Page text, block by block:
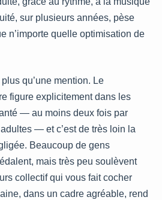
sur plusieurs années, pèse
n’importe quelle optimisation de
qu’une mention. Le
figure explicitement dans les
— au moins deux fois par
— et c’est de très loin la
Beaucoup de gens
mais très peu soulèvent
collectif qui vous fait cocher
dans un cadre agréable, rend